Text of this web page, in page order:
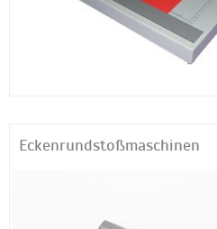
Eckenrundstoßmaschinen